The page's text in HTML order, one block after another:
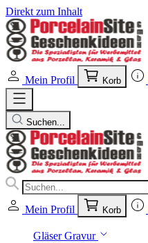
Direkt zum Inhalt
Mein Profil Korb
Suchen...
Mein Profil Korb
Gläser Gravur